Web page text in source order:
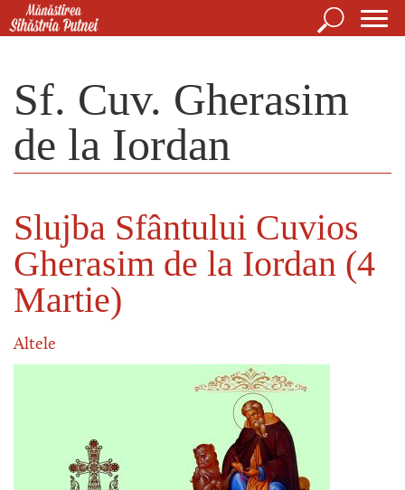
Mergi la conţinutul principal
Căutare
Sf. Cuv. Gherasim
de la Iordan
Slujba Sfântului Cuvios
Gherasim de la Iordan (4
Martie)
Altele